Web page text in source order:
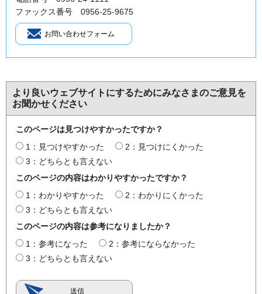
ファックス番号 0956-25-9675
より良いウェブサイトにするためにみなさまのご意見を
お聞かせください
このページは見つけやすかったですか？
1：見つけやすかった
2：見つけにくかった
3：どちらとも言えない
このページの内容はわかりやすかったですか？
1：わかりやすかった
2：わかりにくかった
3：どちらとも言えない
このページの内容は参考になりましたか？
1：参考になった
2：参考にならなかった
3：どちらとも言えない